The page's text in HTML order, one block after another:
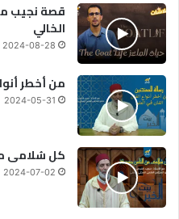
قصة نجيب
الخالي
2024-08-28
من أخطر
2024-05-31
كل سُلامى
2024-07-02